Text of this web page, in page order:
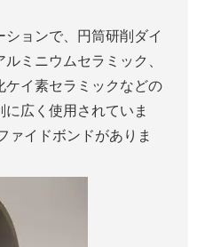
ョンで、円筒研削ダイ
ミニウムセラミック、
ケイ素セラミックなどの
広く使用されていま
ァイドボンドがありま